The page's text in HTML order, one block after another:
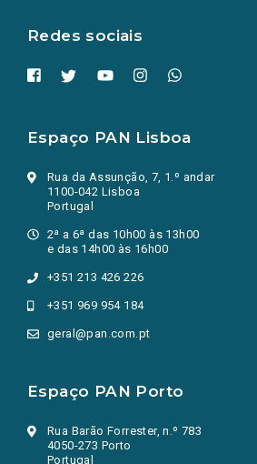
Redes sociais
Espaço PAN Lisboa
Rua da Assunção, 7, 1.º andar
1100-042 Lisboa
Portugal
2ª a 6ª das 10h00 às 13h00
e das 14h00 às 16h00
+351 213 426 226
+351 969 954 184
geral@pan.com.pt
Espaço PAN Porto
Rua Barão Forrester, n.º 783
4050-273 Porto
Portugal